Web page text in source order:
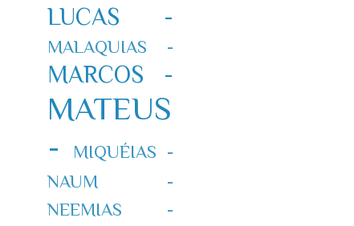
LUCAS -
MALAQUIAS -
MARCOS -
MATEUS
-
MIQUÉIAS -
NAUM -
NEEMIAS -